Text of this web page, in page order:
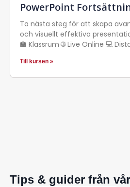
PowerPoint
Ta nästa steg för att skapa
och visuellt effektiva
🏫 Klassrum 🌐 Live Online 💻
Till kursen »
Tips & guider från